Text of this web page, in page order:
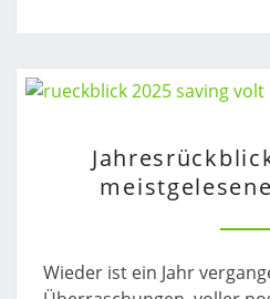
–
Wieder ist ein Jahr